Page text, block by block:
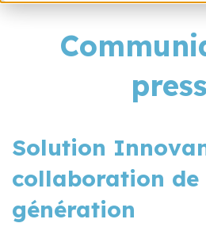
Solution
collaboration de
génération